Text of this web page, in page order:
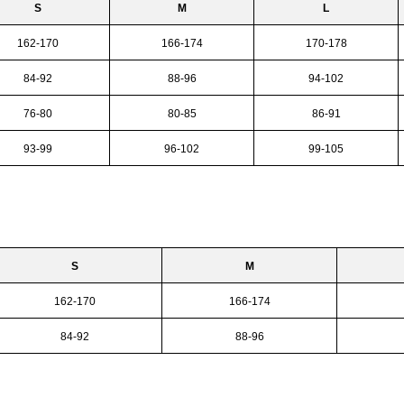
S M L
162-170 166-174 170-178
84-92 88-96 94-102
76-80 80-85 86-91
93-99 96-102 99-105
S M
162-170 166-174
84-92 88-96